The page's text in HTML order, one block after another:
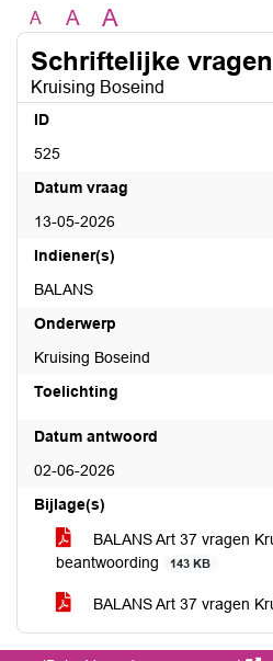
A A A
Schriftelijke
Kruising Boseind
ID
525
Datum vraag
13-05-2026
Indiener(s)
BALANS
Onderwerp
Kruising Boseind
Toelichting
Datum antwoord
02-06-2026
Bijlage(s)
BALANS Art 37 vragen
beantwoording
143 KB
BALANS Art 37 vragen